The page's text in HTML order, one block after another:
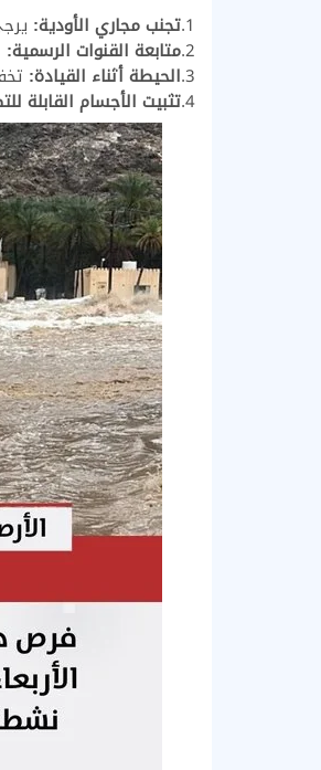
تجنب مجاري الأودية:
متابعة القنوات الرسمية:
الحيطة أثناء القيادة:
تثبيت الأجسام القابلة